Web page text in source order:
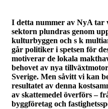
I detta nummer av NyA tar
sektorn plundras genom
kulturbyggen och s k
går politiker i spetsen för
motiverar de lokala
behovet av nya
Sverige. Men såvitt vi kan
resultatet av denna
av skattemedel överförs –
byggföretag och